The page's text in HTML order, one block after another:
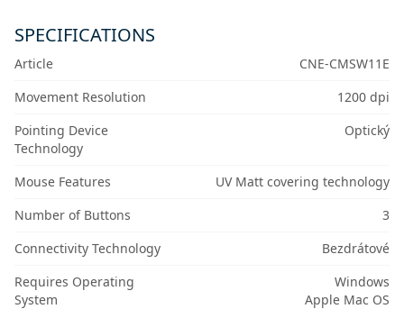
SPECIFICATIONS
Article
CNE-CMSW11E
Movement Resolution
1200 dpi
Pointing Device
Technology
Optický
Mouse Features
UV Matt covering technology
Number of Buttons
3
Connectivity Technology
Bezdrátové
Requires Operating
System
Windows
Apple Mac OS